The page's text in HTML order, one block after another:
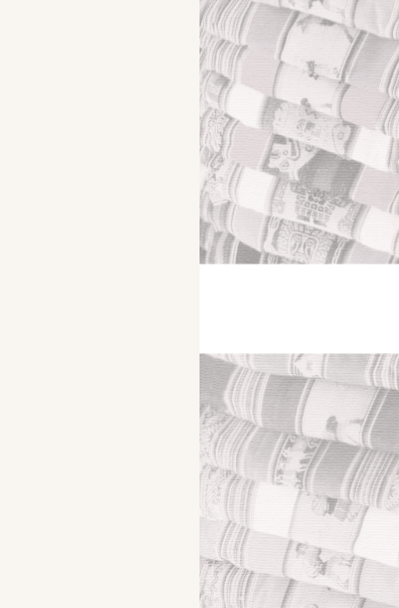
Un Quarto di Luna – Dopo la scomparsa del vecchio il